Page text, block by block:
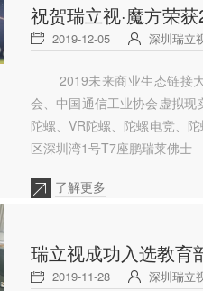
祝贺瑞立视·魔方荣
2019-12-05 深圳瑞立
2019未来商业生态链接
会、中国通信工业协会虚拟
陀螺、VR陀螺、陀螺电竞、
区深圳湾1号T7座鹏瑞莱佛士
了解更多
瑞立视成功入选教育
2019-11-28 深圳瑞立